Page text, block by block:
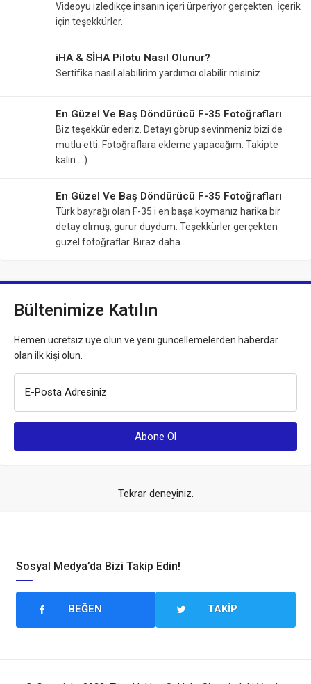
Videoyu izledikçe insanın içeri ürperiyor gerçekten. İçerik
için teşekkürler.
iHA & SİHA Pilotu Nasıl Olunur?
Sertifika nasıl alabilirim yardımcı olabilir misiniz
En Güzel Ve Baş Döndürücü F-35 Fotoğrafları
Biz teşekkür ederiz. Detayı görüp sevinmeniz bizi de
mutlu etti. Fotoğraflara ekleme yapacağım. Takipte
kalın.. :)
En Güzel Ve Baş Döndürücü F-35 Fotoğrafları
Türk bayrağı olan F-35 i en başa koymanız harika bir
detay olmuş, gurur duydum. Teşekkürler gerçekten
güzel fotoğraflar. Biraz daha…
Bültenimize Katılın
Hemen ücretsiz üye olun ve yeni güncellemelerden haberdar
olan ilk kişi olun.
E-Posta Adresiniz
Tekrar deneyiniz.
Sosyal Medya’da Bizi Takip Edin!
BEĞEN TAKIP